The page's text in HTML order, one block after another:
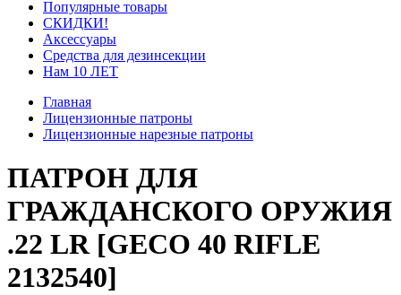
Популярные товары
СКИДКИ!
Аксессуары
Средства для дезинсекции
Нам 10 ЛЕТ
Главная
Лицензионные патроны
Лицензионные нарезные патроны
ПАТРОН ДЛЯ
ГРАЖДАНСКОГО ОРУЖИЯ
.22 LR [GECO 40 RIFLE
2132540]